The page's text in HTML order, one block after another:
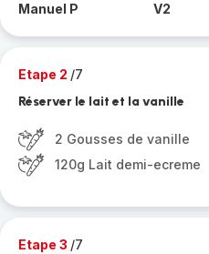
Manuel P V2
Etape 2 /7
Réserver le lait et la vanille
2 Gousses de vanille
120g Lait demi-ecreme
Etape 3 /7